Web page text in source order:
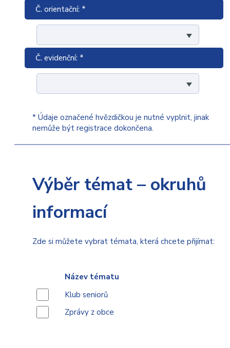
Č. orientační: *
Č. evidenční: *
* Údaje označené hvězdičkou je nutné vyplnit, jinak
nemůže být registrace dokončena.
Výběr témat – okruhů
informací
Zde si můžete vybrat témata, která chcete přijímat:
Název tématu
Klub seniorů
Zprávy z obce